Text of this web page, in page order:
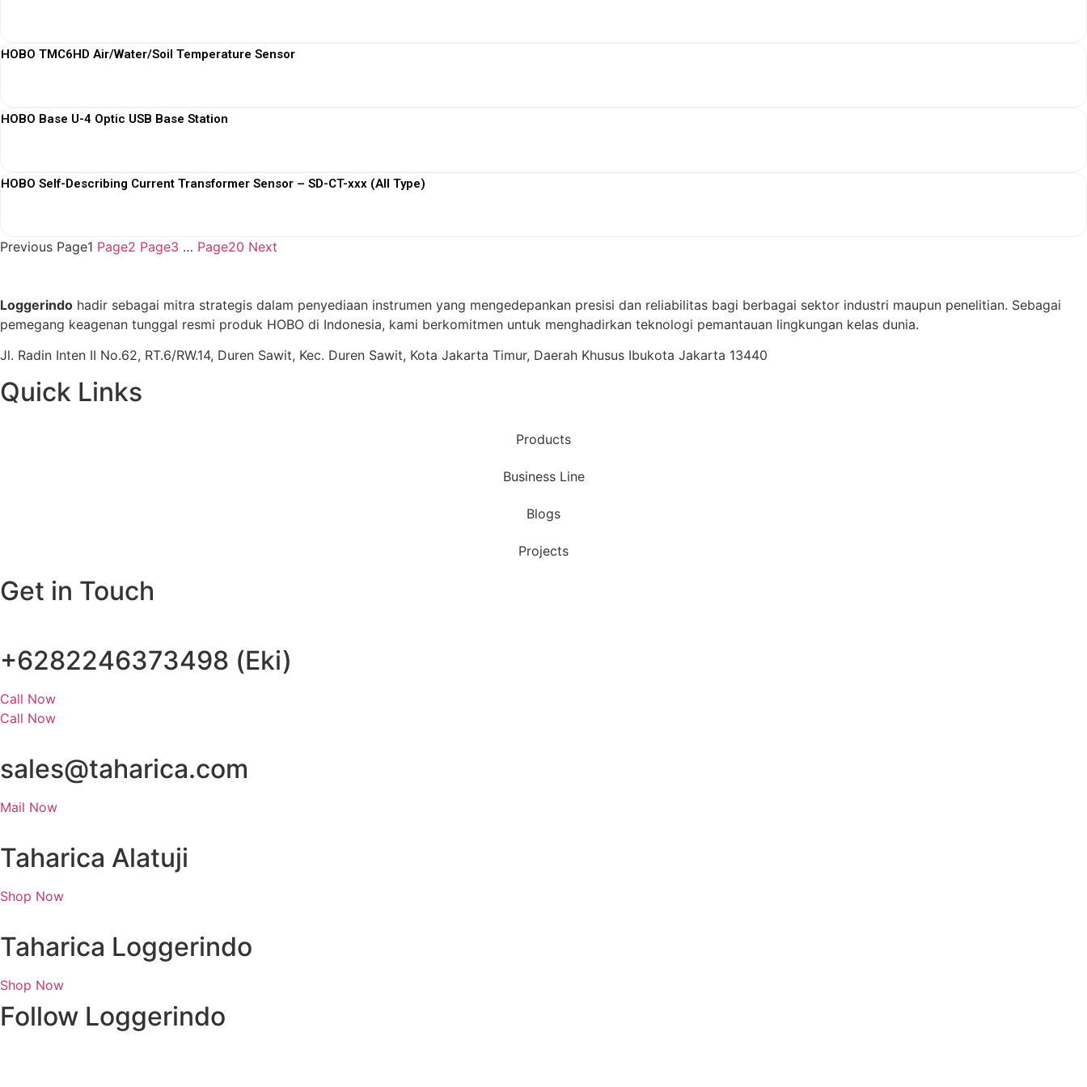
HOBO TMC6HD Air/Water/Soil Temperature Sensor
HOBO Base U-4 Optic USB Base Station
HOBO Self-Describing Current Transformer Sensor – SD-CT-xxx (All Type)
Previous Page1 Page2 Page3 … Page20 Next
Loggerindo hadir sebagai mitra strategis dalam penyediaan instrumen yang mengedepankan presisi dan reliabilitas bagi berbagai sektor industri maupun penelitian. Sebagai
pemegang keagenan tunggal resmi produk HOBO di Indonesia, kami berkomitmen untuk menghadirkan teknologi pemantauan lingkungan kelas dunia.
Jl. Radin Inten II No.62, RT.6/RW.14, Duren Sawit, Kec. Duren Sawit, Kota Jakarta Timur, Daerah Khusus Ibukota Jakarta 13440
Quick Links
Products
Business Line
Blogs
Projects
Get in Touch
+6282246373498 (Eki)
Call Now
Call Now
sales@taharica.com
Mail Now
Taharica Alatuji
Shop Now
Taharica Loggerindo
Shop Now
Follow Loggerindo